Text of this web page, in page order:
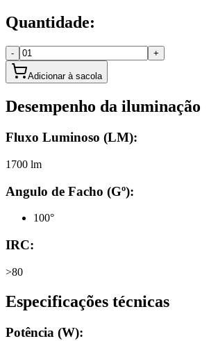
Quantidade:
- +
Adicionar à sacola
Desempenho da iluminação
Fluxo Luminoso (LM):
1700 lm
Angulo de Facho (Gº):
100°
IRC:
>80
Especificações técnicas
Potência (W):